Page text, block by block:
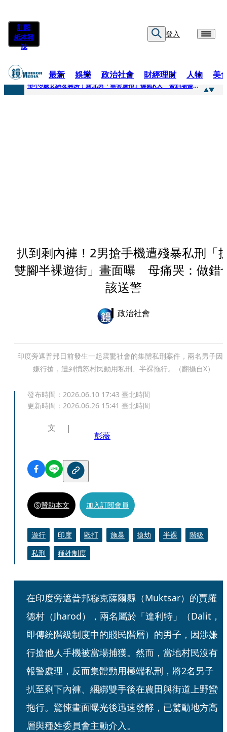
訂閱
紙本雜
誌
登入
最新 娛樂 政治社會 財經理財 人物 美
快訊
帶小9歲女網友開房！新北男「無套遭拒」爆氣K人 警到場傻眼搜到手銬、改造槍
扒到剩內褲！2男搶手機遭殘暴私刑「
雙腳半裸遊街」畫面曝 母痛哭：做錯
該送警
政治社會
印度旁遮普邦日前發生一起震驚社會的集體私刑案件，兩名男子因
嫌行搶，遭到憤怒村民動用私刑、半裸拖行。（翻攝自X）
發布時間： 2026.06.10 17:43 臺北時間
更新時間： 2026.06.26 15:41 臺北時間
文
彭薇
贊助本文 加入訂閱會員
遊行 印度 毆打 施暴 搶劫 半裸
階級
私刑
種姓制度
在印度旁遮普邦穆克薩爾縣（Muktsar）的賈羅
德村（Jharod），兩名屬於「達利特」（Dalit，
即傳統階級制度中的賤民階層）的男子，因涉嫌
行搶他人手機被當場捕獲。然而，當地村民沒有
報警處理，反而集體動用極端私刑，將2名男子
扒至剩下內褲、綑綁雙手後在農田與街道上野蠻
拖行。驚悚畫面曝光後迅速發酵，已驚動地方高
層與種姓委員會主動介入。